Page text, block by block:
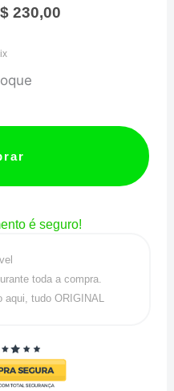
230,00
é seguro!
toda a compra.
tudo ORIGINAL